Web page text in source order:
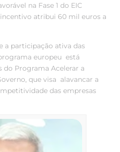
na Fase 1 do EIC
atribui 60 mil euros a
a participação ativa das
europeu está
Programa Acelerar a
que visa alavancar a
das empresas